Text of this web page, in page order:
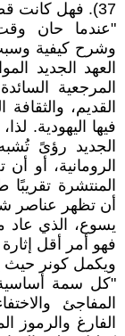
37). فهل كانت قصة قيامة يسوع إحداها؟ كونر يقول:
"عندما حان
وشرح كيفية
العهد الجديد
المرجعية
القديم،
فيها اليهودية.
الجديد رؤىً
الرومانية، أو
المنتشرة
أن تظهر عناصر
يسوع، الذي عاد
فهو أمر أقل
ويكمل كونر حيث
"كل سمة
المفاجئ
الفارغ والرموز